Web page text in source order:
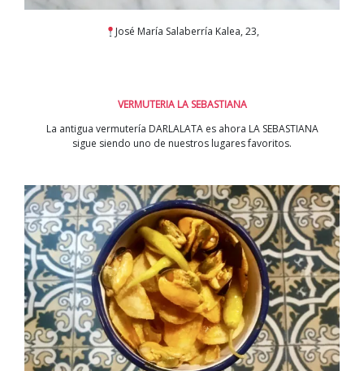
José María Salaberría Kalea, 23,
VERMUTERIA LA SEBASTIANA
La antigua vermutería DARLALATA es ahora LA SEBASTIANA
sigue siendo uno de nuestros lugares favoritos.